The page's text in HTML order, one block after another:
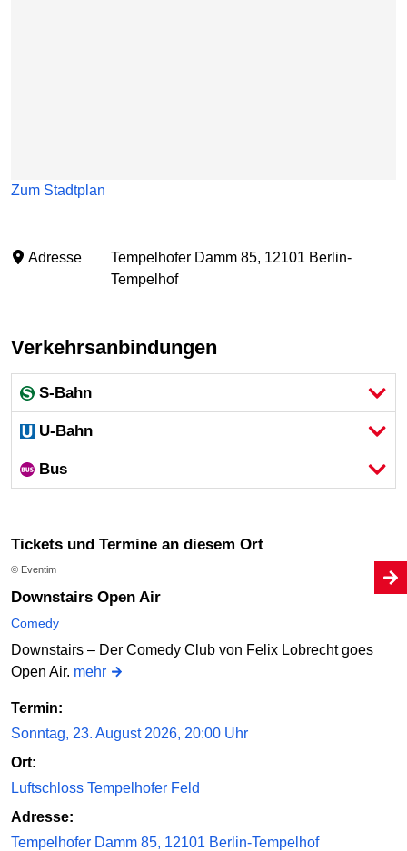
Zum Stadtplan
Adresse
Tempelhofer Damm 85, 12101 Berlin-
Tempelhof
Verkehrsanbindungen
S-Bahn
U-Bahn
Bus
Tickets und Termine an diesem Ort
© Eventim
Downstairs Open Air
Comedy
Downstairs – Der Comedy Club von Felix Lobrecht goes
Open Air. mehr
Termin:
Sonntag, 23. August 2026, 20:00 Uhr
Ort:
Luftschloss Tempelhofer Feld
Adresse:
Tempelhofer Damm 85, 12101 Berlin-Tempelhof